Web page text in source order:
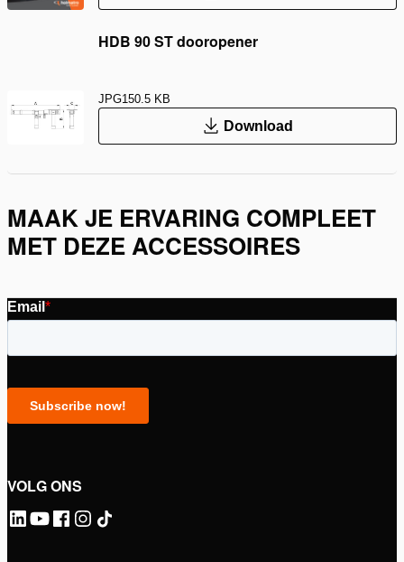
HDB 90 ST dooropener
JPG150.5 KB
Download
MAAK JE ERVARING COMPLEET
MET DEZE ACCESSOIRES
VOLG ONS